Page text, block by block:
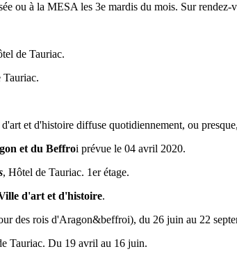
ou à la MESA les 3e mardis du mois. Sur rendez-
de Tauriac.
et d'histoire diffuse quotidiennement, ou
et du Beffroi prévue le 04 avril 2020.
, Hôtel de Tauriac. 1er étage.
d'art et d'histoire.
des rois d'Aragon&beffroi), du 26 juin au 22
Tauriac. Du 19 avril au 16 juin.